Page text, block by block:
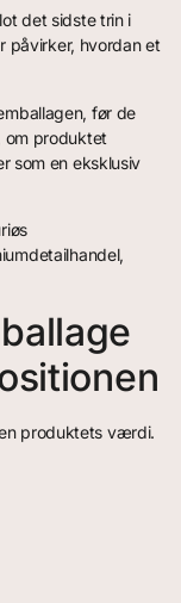
det sidste trin i
påvirker, hvordan et
før de
om produktet
som en eksklusiv
produktets værdi.